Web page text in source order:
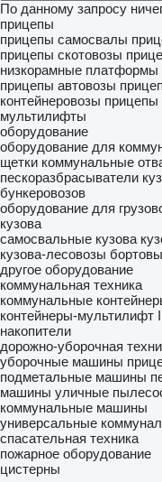
По данному запросу
прицепы
прицепы самосвалы
прицепы скотовозы
низкорамные платформы
прицепы автовозы
контейнеровозы прицепы
мультилифты
оборудование
оборудование для
щетки коммунальные
пескоразбрасыватели
бункеровозов
оборудование для
кузова
самосвальные кузова
кузова-лесовозы
другое оборудование
коммунальная техника
коммунальные
контейнеры-мультилифт
накопители
дорожно-уборочная
уборочные машины
подметальные машины
машины уличные
коммунальные машины
универсальные
спасательная техника
пожарное оборудование
цистерны